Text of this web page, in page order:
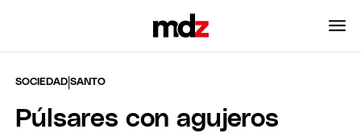
SOCIEDAD |SANTO
Púlsares con agujeros